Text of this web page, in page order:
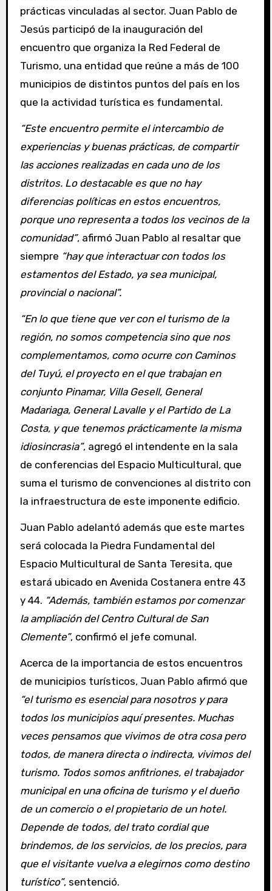
prácticas vinculadas al sector. Juan Pablo de
Jesús participó de la inauguración del
encuentro que organiza la Red Federal de
Turismo, una entidad que reúne a más de 100
municipios de distintos puntos del país en los
que la actividad turística es fundamental.
“Este encuentro permite el intercambio de
experiencias y buenas prácticas, de compartir
las acciones realizadas en cada uno de los
distritos. Lo destacable es que no hay
diferencias políticas en estos encuentros,
porque uno representa a todos los vecinos de la
comunidad”, afirmó Juan Pablo al resaltar que
siempre “hay que interactuar con todos los
estamentos del Estado, ya sea municipal,
provincial o nacional”.
“En lo que tiene que ver con el turismo de la
región, no somos competencia sino que nos
complementamos, como ocurre con Caminos
del Tuyú, el proyecto en el que trabajan en
conjunto Pinamar, Villa Gesell, General
Madariaga, General Lavalle y el Partido de La
Costa, y que tenemos prácticamente la misma
idiosincrasia”, agregó el intendente en la sala
de conferencias del Espacio Multicultural, que
suma el turismo de convenciones al distrito con
la infraestructura de este imponente edificio.
Juan Pablo adelantó además que este martes
será colocada la Piedra Fundamental del
Espacio Multicultural de Santa Teresita, que
estará ubicado en Avenida Costanera entre 43
y 44. “Además, también estamos por comenzar
la ampliación del Centro Cultural de San
Clemente”, confirmó el jefe comunal.
Acerca de la importancia de estos encuentros
de municipios turísticos, Juan Pablo afirmó que
“el turismo es esencial para nosotros y para
todos los municipios aquí presentes. Muchas
veces pensamos que vivimos de otra cosa pero
todos, de manera directa o indirecta, vivimos del
turismo. Todos somos anfitriones, el trabajador
municipal en una oficina de turismo y el dueño
de un comercio o el propietario de un hotel.
Depende de todos, del trato cordial que
brindemos, de los servicios, de los precios, para
que el visitante vuelva a elegirnos como destino
turístico”, sentenció.